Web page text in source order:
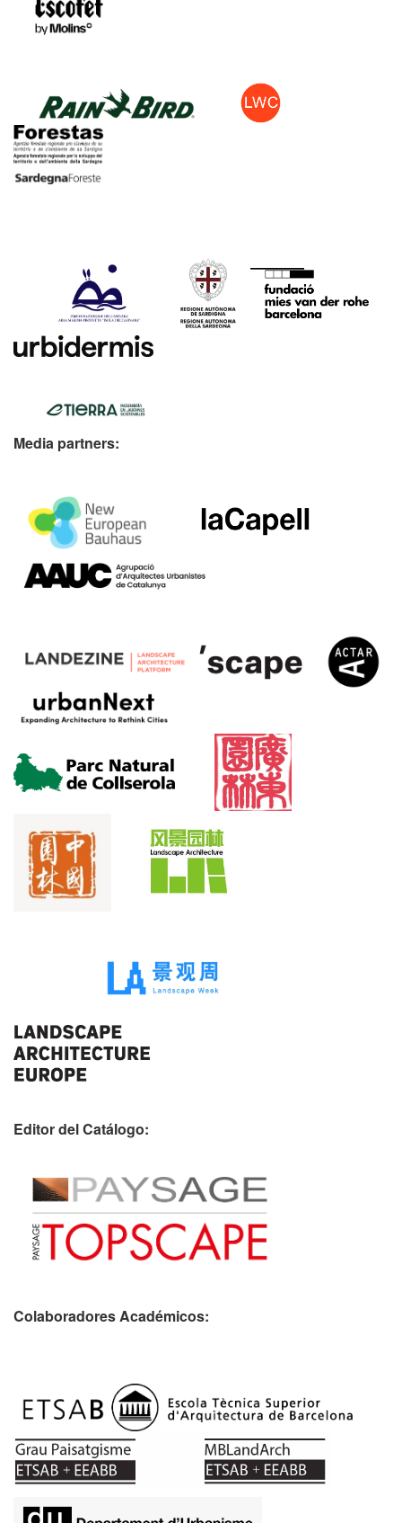
Media partners:
Editor del Catálogo:
Colaboradores Académicos: